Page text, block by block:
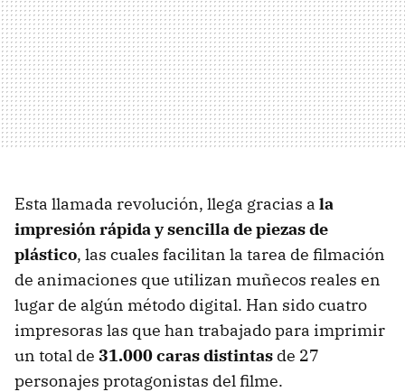
Esta llamada revolución, llega gracias a la
impresión rápida y sencilla de piezas de
plástico, las cuales facilitan la tarea de filmación
de animaciones que utilizan muñecos reales en
lugar de algún método digital. Han sido cuatro
impresoras las que han trabajado para imprimir
un total de 31.000 caras distintas de 27
personajes protagonistas del filme.